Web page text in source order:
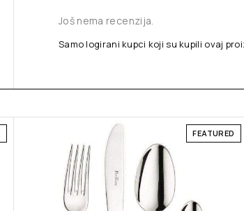
Još nema recenzija.
Samo logirani kupci koji su kupili ovaj
FEATURED